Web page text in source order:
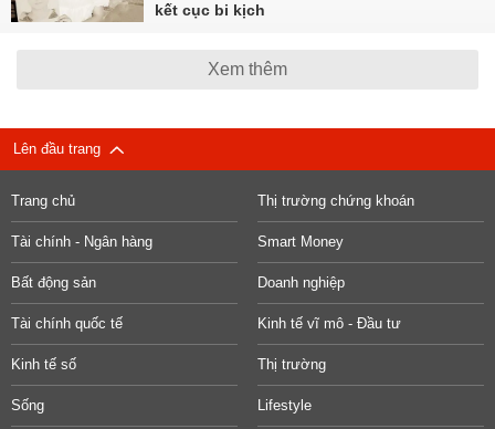
kết cục bi kịch
Xem thêm
Lên đầu trang
Trang chủ Thị trường chứng khoán
Tài chính - Ngân hàng Smart Money
Bất động sản Doanh nghiệp
Tài chính quốc tế Kinh tế vĩ mô - Đầu tư
Kinh tế số Thị trường
Sống Lifestyle